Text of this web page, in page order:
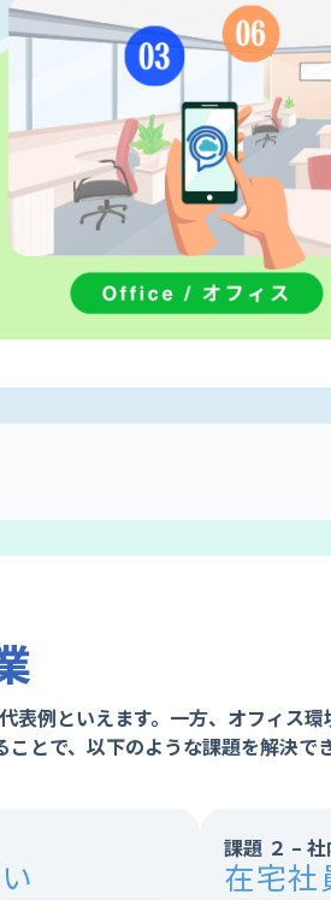
例といえます。一方、オフィス
とで、以下のような課題を解決でき
課題 ２ –
在宅社